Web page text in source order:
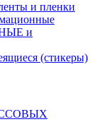
и пленки
и
(стикеры)